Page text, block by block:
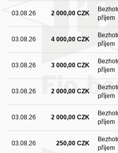
03.08.26 2 000,00 CZK
příjem
03.08.26 4 000,00 CZK
příjem
03.08.26 3 000,00 CZK
příjem
03.08.26 2 000,00 CZK
příjem
03.08.26 2 000,00 CZK
příjem
03.08.26 250,00 CZK
příjem